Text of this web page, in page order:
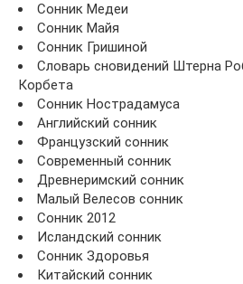
Сонник Медеи
Сонник Майя
Сонник Гришиной
Словарь сновидений Штерна
Корбета
Сонник Нострадамуса
Английский сонник
Французский сонник
Современный сонник
Древнеримский сонник
Малый Велесов сонник
Сонник 2012
Исландский сонник
Сонник Здоровья
Китайский сонник